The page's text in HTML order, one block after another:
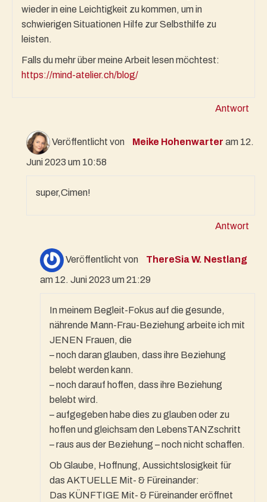
wieder in eine Leichtigkeit zu kommen, um in
schwierigen Situationen Hilfe zur Selbsthilfe zu
leisten.
Falls du mehr über meine Arbeit lesen möchtest:
https://mind-atelier.ch/blog/
Antwort
Veröffentlicht von Meike Hohenwarter am 12.
Juni 2023 um 10:58
super,Cimen!
Antwort
Veröffentlicht von
ThereSia W. Nestlang
am 12. Juni 2023 um 21:29
In meinem Begleit-Fokus auf die gesunde,
nährende Mann-Frau-Beziehung arbeite ich mit
JENEN Frauen, die
– noch daran glauben, dass ihre Beziehung
belebt werden kann.
– noch darauf hoffen, dass ihre Beziehung
belebt wird.
– aufgegeben habe dies zu glauben oder zu
hoffen und gleichsam den LebensTANZschritt
– raus aus der Beziehung – noch nicht schaffen.
Ob Glaube, Hoffnung, Aussichtslosigkeit für
das AKTUELLE Mit- & Füreinander:
Das KÜNFTIGE Mit- & Füreinander eröffnet